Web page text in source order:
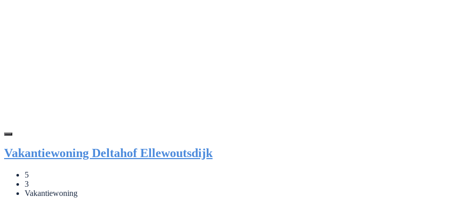
Vakantiewoning Deltahof Ellewoutsdijk
5
3
Vakantiewoning